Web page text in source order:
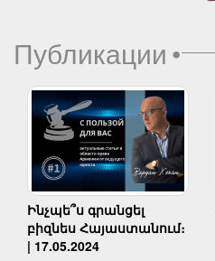
Публикации•
Ինչպե՞ս գրանցել
բիզնես Հայաստանում։
| 17.05.2024